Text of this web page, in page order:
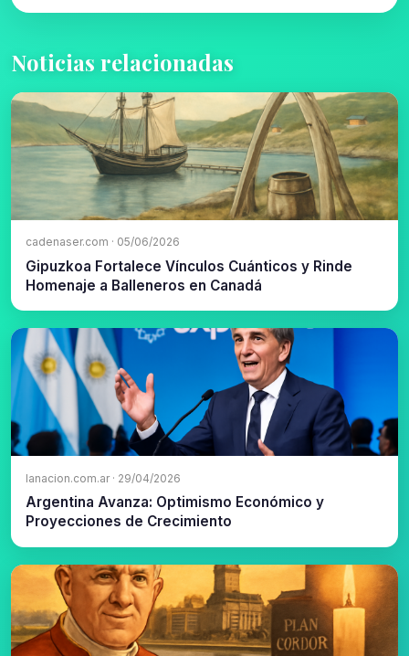
Noticias relacionadas
cadenaser.com · 05/06/2026
Gipuzkoa Fortalece Vínculos Cuánticos y Rinde
Homenaje a Balleneros en Canadá
lanacion.com.ar · 29/04/2026
Argentina Avanza: Optimismo Económico y
Proyecciones de Crecimiento